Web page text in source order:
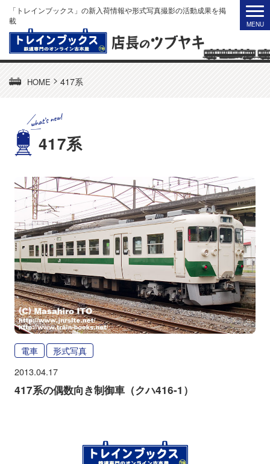
「トレインブックス」の新入荷情報や形式写真撮影の活動成果を掲
載
HOME > 417系
417系
電車 形式写真
2013.04.17
417系の偶数向き制御車（クハ416-1）